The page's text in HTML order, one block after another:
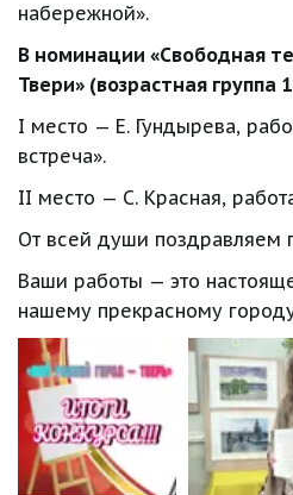
набережной».
В номинации «Свободная
Твери» (возрастная группа
I место — Е. Гундырева,
встреча».
II место — С. Красная,
От всей души поздравляем
Ваши работы — это
нашему прекрасному